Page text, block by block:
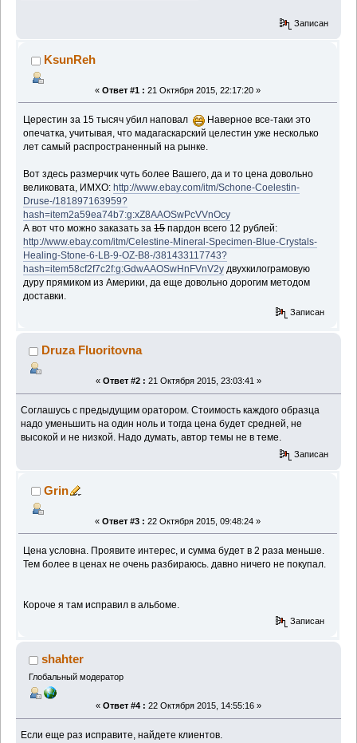
Записан
KsunReh
« Ответ #1 : 21 Октября 2015, 22:17:20 »
Церестин за 15 тысяч убил наповал
Наверное все-таки это
опечатка, учитывая, что мадагаскарский целестин уже несколько
лет самый распространенный на рынке.
Вот здесь размерчик чуть более Вашего, да и то цена довольно
великовата, ИМХО: http://www.ebay.com/itm/Schone-Coelestin-
Druse-/181897163959?
hash=item2a59ea74b7:g:xZ8AAOSwPcVVnOcy
А вот что можно заказать за15пардон всего 12 рублей:
http://www.ebay.com/itm/Celestine-Mineral-Specimen-Blue-Crystals-
Healing-Stone-6-LB-9-OZ-B8-/381433117743?
hash=item58cf2f7c2f:g:GdwAAOSwHnFVnV2y двухкилограмовую
дуру прямиком из Америки, да еще довольно дорогим методом
доставки.
Записан
Druza Fluoritovna
« Ответ #2 : 21 Октября 2015, 23:03:41 »
Соглашусь с предыдущим оратором. Стоимость каждого образца
надо уменьшить на один ноль и тогда цена будет средней, не
высокой и не низкой. Надо думать, автор темы не в теме.
Записан
Grin
« Ответ #3 : 22 Октября 2015, 09:48:24 »
Цена условна. Проявите интерес, и сумма будет в 2 раза меньше.
Тем более в ценах не очень разбираюсь. давно ничего не покупал.
Короче я там исправил в альбоме.
Записан
shahter
Глобальный модератор
« Ответ #4 : 22 Октября 2015, 14:55:16 »
Если еще раз исправите, найдете клиентов.